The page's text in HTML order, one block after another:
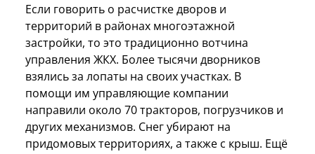
Если говорить о расчистке дворов и
территорий в районах многоэтажной
застройки, то это традиционно вотчина
управления ЖКХ. Более тысячи дворников
взялись за лопаты на своих участках. В
помощи им управляющие компании
направили около 70 тракторов, погрузчиков и
других механизмов. Снег убирают на
придомовых территориях, а также с крыш. Ещё